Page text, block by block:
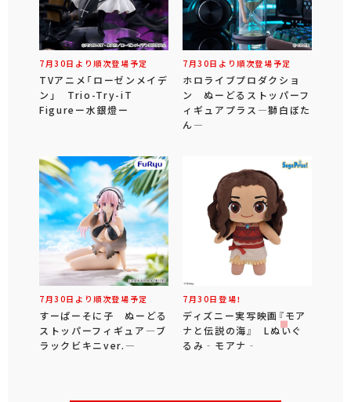
7月30日より順次登場予定
TVアニメ「ローゼンメイデ
ン」 Trio-Try-iT
Figureー水銀燈ー
7月30日より順次登場予定
ホロライブプロダクショ
ン ぬーどるストッパーフ
ィギュアプラス―獅白ぼた
ん―
7月30日より順次登場予定
すーぱーそに子 ぬーどる
ストッパーフィギュア―ブ
ラックビキニver.―
7月30日登場！
ディズニー実写映画『モア
ナと伝説の海』 Lぬいぐ
るみ‐モアナ‐